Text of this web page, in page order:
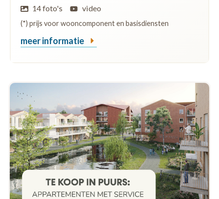
14 foto's
video
(*) prijs voor wooncomponent en basisdiensten
meer informatie